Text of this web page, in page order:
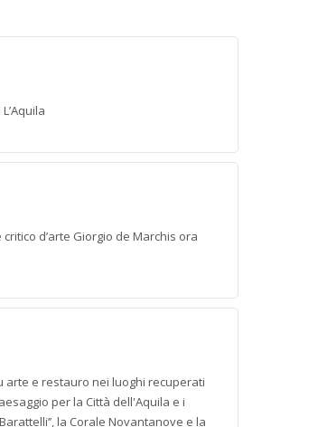
d’arte Giorgio de Marchis ora
arte e restauro nei luoghi recuperati
per la Città dell'Aquila e i
la Corale Novantanove e la